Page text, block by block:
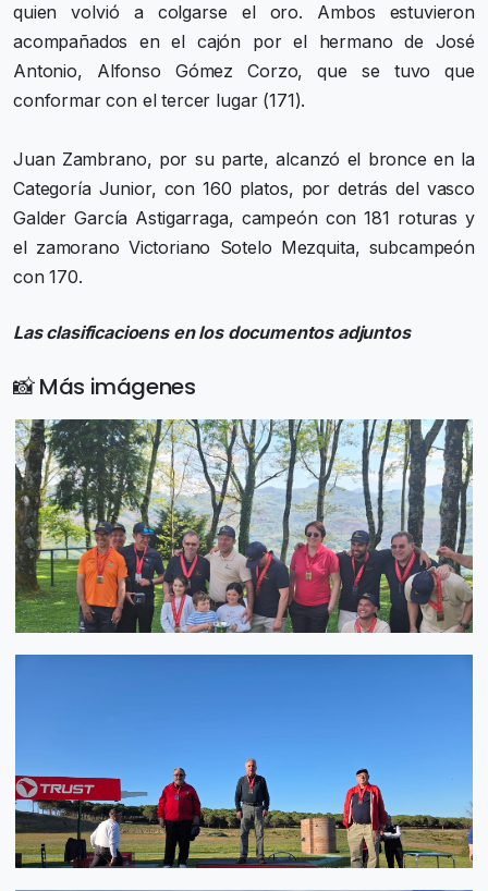
quien volvió a colgarse el oro. Ambos estuvieron
acompañados en el cajón por el hermano de José
Antonio, Alfonso Gómez Corzo, que se tuvo que
conformar con el tercer lugar (171).
Juan Zambrano, por su parte, alcanzó el bronce en la
Categoría Junior, con 160 platos, por detrás del vasco
Galder García Astigarraga, campeón con 181 roturas y
el zamorano Victoriano Sotelo Mezquita, subcampeón
con 170.
Las clasificacioens en los documentos adjuntos
📸 Más imágenes